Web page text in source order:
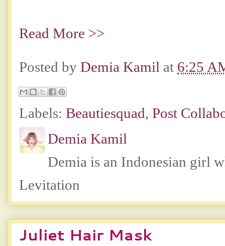
Read More >>
Posted by Demia Kamil at 6:25
Labels: Beautiesquad, Post
Demia Kamil
Demia is an Indonesian girl
Levitation
Juliet Hair Mask